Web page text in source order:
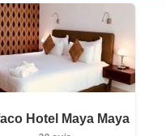
Hotel Maya Maya
30 avis
Détails